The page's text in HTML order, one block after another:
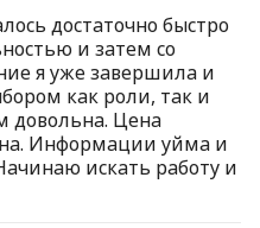
достаточно быстро
и затем со
я уже завершила и
как роли, так и
довольна. Цена
Информации уйма и
искать работу и